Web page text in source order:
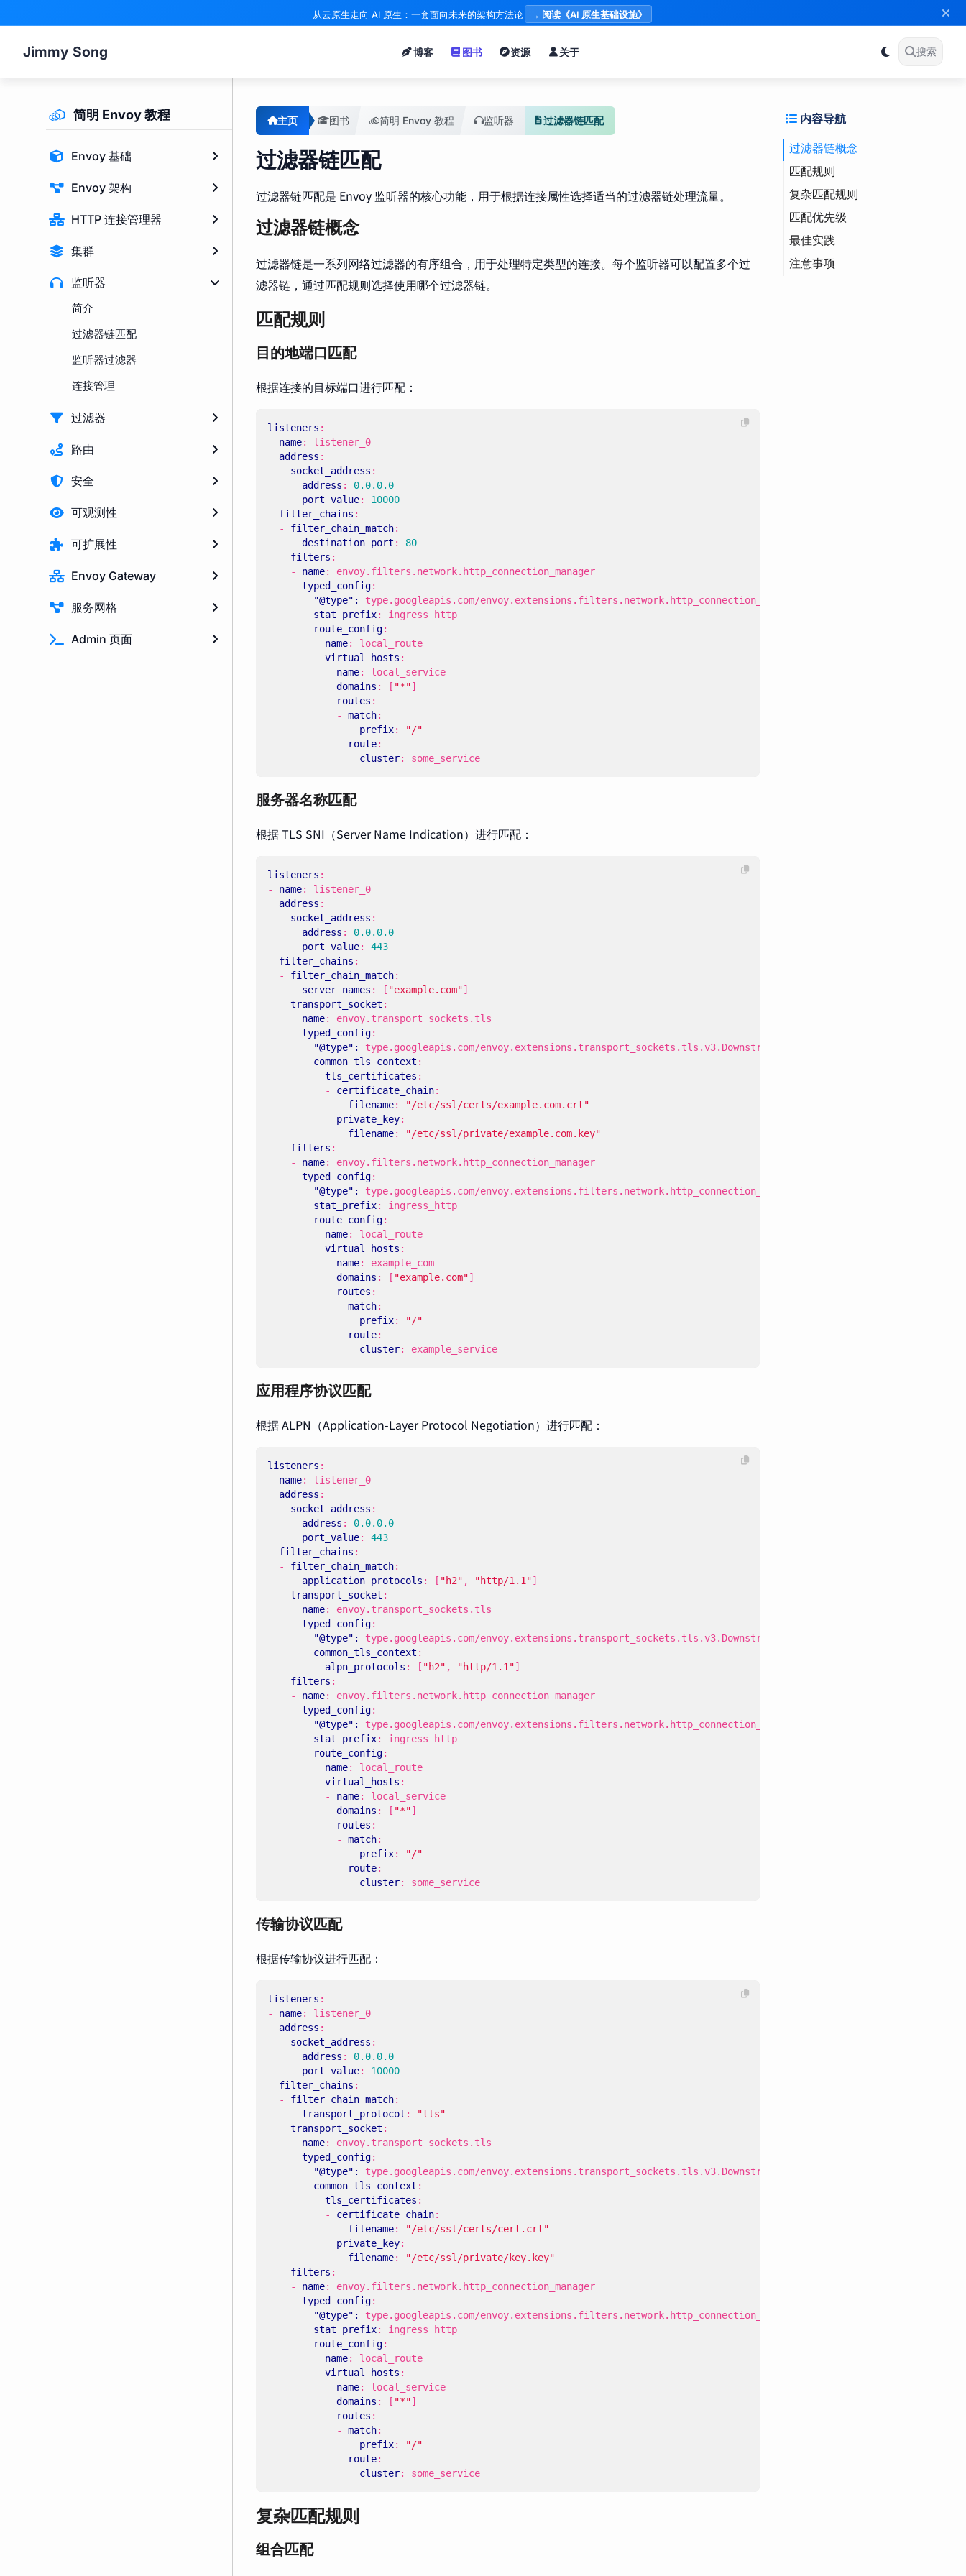
从云原生走向 AI 原生：一套面向未来的架构方法论 → 阅读《AI 原生基础设施》
Jimmy Song 博客 图书 资源 关于 搜索
简明 Envoy 教程
Envoy 基础
Envoy 架构
HTTP 连接管理器
集群
监听器
简介
过滤器链匹配
监听器过滤器
连接管理
过滤器
路由
安全
可观测性
可扩展性
Envoy Gateway
服务网格
Admin 页面
主页 图书 简明 Envoy 教程 监听器 过滤器链匹配
过滤器链匹配
过滤器链匹配是 Envoy 监听器的核心功能，用于根据连接属性选择适当的过滤器链处理流量。
过滤器链概念
过滤器链是一系列网络过滤器的有序组合，用于处理特定类型的连接。每个监听器可以配置多个过
滤器链，通过匹配规则选择使用哪个过滤器链。
匹配规则
目的地端口匹配
根据连接的目标端口进行匹配：
listeners :
- name:
listener_0
address :
socket_address :
address :
0.0.0.0
port_value:
10000
filter_chains :
- filter_chain_match:
destination_port :
80
filters :
- name:
envoy.filters.network.http_connection_manager
typed_config:
"@type": type.googleapis.com/envoy.extensions.filters.network.http_connection_manager.v3.HttpConnectionManager
stat_prefix:
ingress_http
route_config:
name:
local_route
virtual_hosts :
- name:
local_service
domains : [ "*"]
routes :
- match:
prefix:
"/"
route:
cluster: some_service
服务器名称匹配
根据 TLS SNI（Server Name Indication）进行匹配：
listeners :
- name:
listener_0
address :
socket_address :
address :
0.0.0.0
port_value:
443
filter_chains :
- filter_chain_match:
server_names : [ "example.com"]
transport_socket :
name:
envoy.transport_sockets.tls
typed_config:
"@type": type.googleapis.com/envoy.extensions.transport_sockets.tls.v3.DownstreamTlsContext
common_tls_context :
tls_certificates :
- certificate_chain:
filename:
"/etc/ssl/certs/example.com.crt"
private_key:
filename:
"/etc/ssl/private/example.com.key"
filters :
- name:
envoy.filters.network.http_connection_manager
typed_config:
"@type": type.googleapis.com/envoy.extensions.filters.network.http_connection_manager.v3.HttpConnectionManager
stat_prefix:
ingress_http
route_config:
name:
local_route
virtual_hosts :
- name:
example_com
domains : [ "example.com"]
routes :
- match:
prefix:
"/"
route:
cluster: example_service
应用程序协议匹配
根据 ALPN（Application-Layer Protocol Negotiation）进行匹配：
listeners :
- name:
listener_0
address :
socket_address :
address :
0.0.0.0
port_value:
443
filter_chains :
- filter_chain_match:
application_protocols : [ "h2" , "http/1.1"]
transport_socket :
name:
envoy.transport_sockets.tls
typed_config:
"@type": type.googleapis.com/envoy.extensions.transport_sockets.tls.v3.DownstreamTlsContext
common_tls_context :
alpn_protocols : [ "h2" , "http/1.1"]
filters :
- name:
envoy.filters.network.http_connection_manager
typed_config:
"@type": type.googleapis.com/envoy.extensions.filters.network.http_connection_manager.v3.HttpConnectionManager
stat_prefix:
ingress_http
route_config:
name:
local_route
virtual_hosts :
- name:
local_service
domains : [ "*"]
routes :
- match:
prefix:
"/"
route:
cluster: some_service
传输协议匹配
根据传输协议进行匹配：
listeners :
- name:
listener_0
address :
socket_address :
address :
0.0.0.0
port_value:
10000
filter_chains :
- filter_chain_match:
transport_protocol :
"tls"
transport_socket :
name:
envoy.transport_sockets.tls
typed_config:
"@type": type.googleapis.com/envoy.extensions.transport_sockets.tls.v3.DownstreamTlsContext
common_tls_context :
tls_certificates :
- certificate_chain:
filename:
"/etc/ssl/certs/cert.crt"
private_key:
filename:
"/etc/ssl/private/key.key"
filters :
- name:
envoy.filters.network.http_connection_manager
typed_config:
"@type": type.googleapis.com/envoy.extensions.filters.network.http_connection_manager.v3.HttpConnectionManager
stat_prefix:
ingress_http
route_config:
name:
local_route
virtual_hosts :
- name:
local_service
domains : [ "*"]
routes :
- match:
prefix:
"/"
route:
cluster: some_service
复杂匹配规则
组合匹配
内容导航
过滤器链概念
匹配规则
目的地端口匹配
服务器名称匹配
应用程序协议匹配
传输协议匹配
复杂匹配规则
组合匹配
默认过滤器链
匹配优先级
最佳实践
匹配规则设计
注意事项